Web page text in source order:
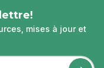
mises à jour et